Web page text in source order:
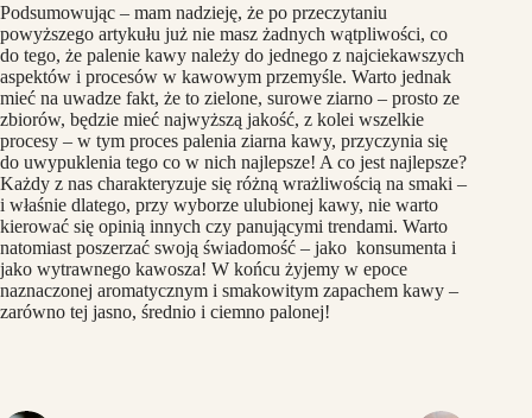
Podsumowując – mam nadzieję, że po przeczytaniu
powyższego artykułu już nie masz żadnych wątpliwości, co
do tego, że palenie kawy należy do jednego z najciekawszych
aspektów i procesów w kawowym przemyśle. Warto jednak
mieć na uwadze fakt, że to zielone, surowe ziarno – prosto ze
zbiorów, będzie mieć najwyższą jakość, z kolei wszelkie
procesy – w tym proces palenia ziarna kawy, przyczynia się
do uwypuklenia tego co w nich najlepsze! A co jest najlepsze?
Każdy z nas charakteryzuje się różną wrażliwością na smaki –
i właśnie dlatego, przy wyborze ulubionej kawy, nie warto
kierować się opinią innych czy panującymi trendami. Warto
natomiast poszerzać swoją świadomość – jako konsumenta i
jako wytrawnego kawosza! W końcu żyjemy w epoce
naznaczonej aromatycznym i smakowitym zapachem kawy –
zarówno tej jasno, średnio i ciemno palonej!